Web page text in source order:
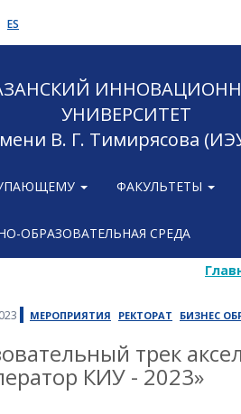
ES
УНИВЕРСИТЕТ
В. Г. Тимирясова
ФАКУЛЬТЕТЫ
ОБРАЗОВАТЕЛЬНАЯ СРЕДА
МЕРОПРИЯТИЯ РЕКТОРАТ БИЗНЕС
трек
КИУ - 2023»